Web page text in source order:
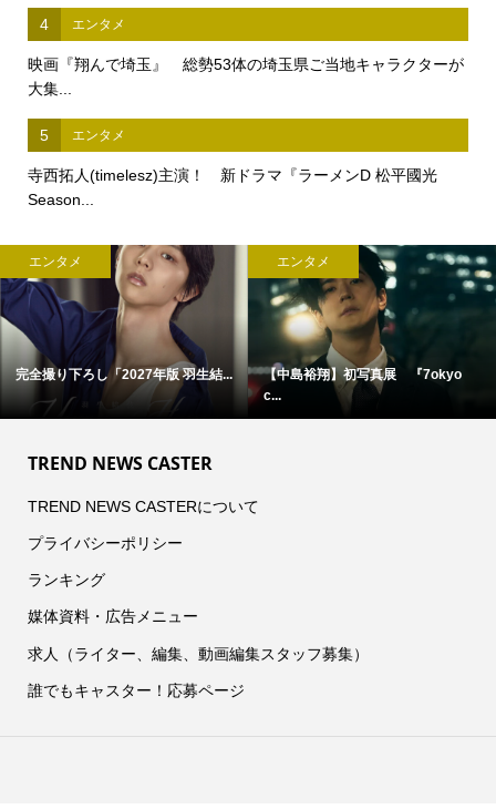
4 エンタメ
映画『翔んで埼玉』 総勢53体の埼玉県ご当地キャラクターが
大集...
5 エンタメ
寺西拓人(timelesz)主演！ 新ドラマ『ラーメンD 松平國光
Season...
エンタメ
完全撮り下ろし「2027年版 羽生結...
エンタメ
【中島裕翔】初写真展 『7okyo
c...
TREND NEWS CASTER
TREND NEWS CASTERについて
プライバシーポリシー
ランキング
媒体資料・広告メニュー
求人（ライター、編集、動画編集スタッフ募集）
誰でもキャスター！応募ページ